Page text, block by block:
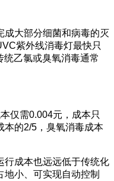
成大部分细菌和病毒的灭
紫外线消毒灯最快只
乙氯或臭氧消毒通常
仅需0.004元，成本只
本的2/5，臭氧消毒成本
行成本也远远低于传统化
小、可实现自动控制